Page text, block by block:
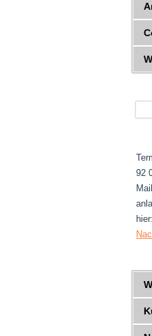
92
hier: